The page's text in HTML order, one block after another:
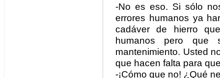
-No es eso. Si sólo
errores humanos ya
cadáver de hierro
humanos pero
mantenimiento. Usted
que hacen falta para
-¡Cómo que no! ¿Qué